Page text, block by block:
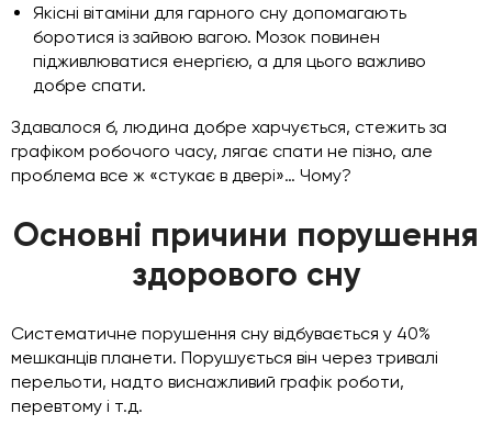
Якісні вітаміни для гарного сну допомагають
боротися із зайвою вагою. Мозок повинен
підживлюватися енергією, а для цього важливо
добре спати.
Здавалося б, людина добре харчується, стежить за
графіком робочого часу, лягає спати не пізно, але
проблема все ж «стукає в двері»… Чому?
Основні причини порушення
здорового сну
Систематичне порушення сну відбувається у 40%
мешканців планети. Порушується він через тривалі
перельоти, надто виснажливий графік роботи,
перевтому і т.д.